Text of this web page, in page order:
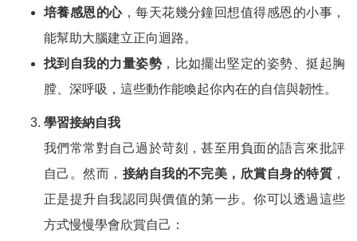
培養感恩的心，每天花幾分鐘回想值得感恩的小事，
能幫助大腦建立正向迴路。
找到自我的力量姿勢 ，比如擺出堅定的姿勢、挺起胸
膛、深呼吸，這些動作能喚起你內在的自信與韌性。
學習接納自我
我們常常對自己過於苛刻，甚至用負面的語言來批評
自己。然而， 接納自我的不完美，欣賞自身的特質 ，
正是提升自我認同與價值的第一步。你可以透過這些
方式慢慢學會欣賞自己：